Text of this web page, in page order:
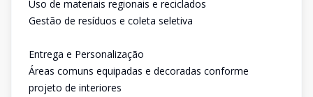
Uso de materiais regionais e reciclados
Gestão de resíduos e coleta seletiva
Entrega e Personalização
Áreas comuns equipadas e decoradas conforme
projeto de interiores